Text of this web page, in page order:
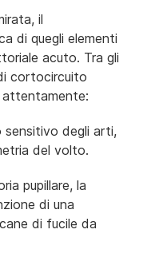
il
di quegli elementi
acuto. Tra gli
cortocircuito
degli arti,
del volto.
pupillare, la
di una
di fucile da